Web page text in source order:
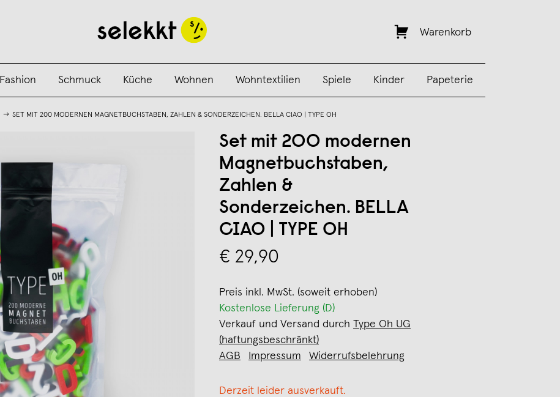
Warenkorb
Fashion Schmuck Küche Wohnen Wohntextilien Spiele Kinder Papeterie
SET MIT 200 MODERNEN MAGNETBUCHSTABEN, ZAHLEN & SONDERZEICHEN. BELLA CIAO | TYPE OH
Set mit 200 modernen
Magnetbuchstaben,
Zahlen &
Sonderzeichen. BELLA
CIAO | TYPE OH
€ 29,90
Preis inkl. MwSt. (soweit erhoben)
Kostenlose Lieferung (D)
Verkauf und Versand durch Type Oh UG
(haftungsbeschränkt)
AGB
Impressum Widerrufsbelehrung
Derzeit leider ausverkauft.